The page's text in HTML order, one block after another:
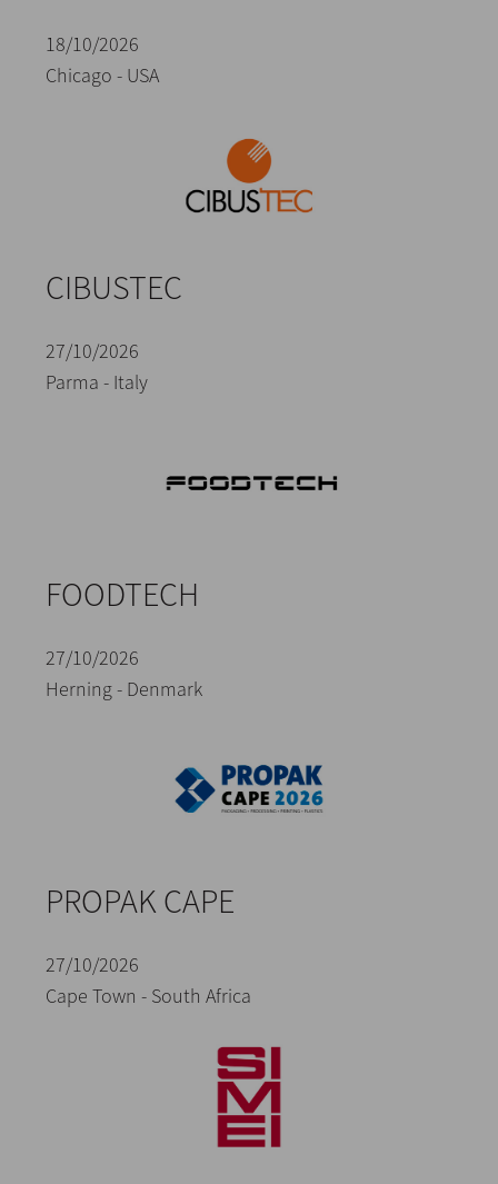
18/10/2026
Chicago - USA
CIBUSTEC
27/10/2026
Parma - Italy
FOODTECH
27/10/2026
Herning - Denmark
PROPAK CAPE
27/10/2026
Cape Town - South Africa